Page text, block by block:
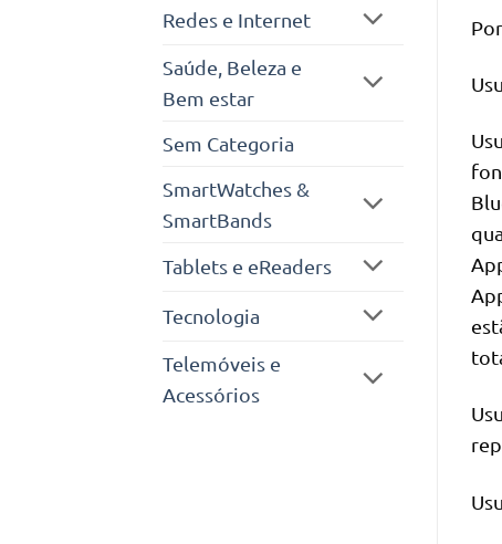
Redes e Internet
Saúde, Beleza e
Bem estar
Sem Categoria
SmartWatches &
SmartBands
Tablets e eReaders
Tecnologia
Telemóveis e
Acessórios